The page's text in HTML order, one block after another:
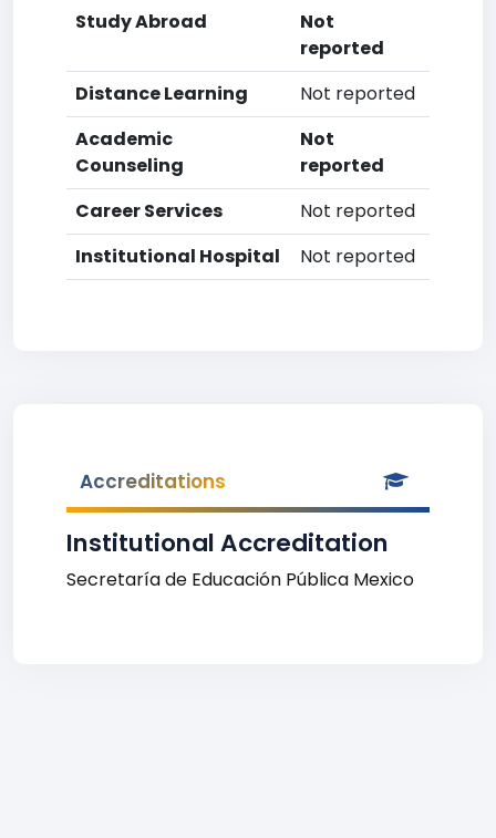
Study Abroad
Not
reported
Distance Learning
Not reported
Academic
Counseling
Not
reported
Career Services
Not reported
Institutional Hospital
Not reported
Accreditations
Institutional Accreditation
Secretaría de Educación Pública Mexico